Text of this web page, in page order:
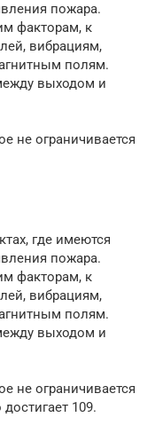
пожара.
факторам, к
вибрациям,
полям.
выходом и
не ограничивается
где имеются
пожара.
факторам, к
вибрациям,
полям.
выходом и
не ограничивается
109.